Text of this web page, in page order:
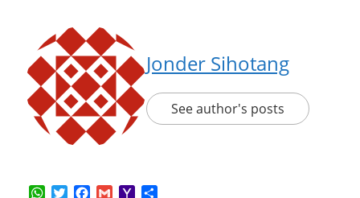
Jonder Sihotang
See author's posts
WhatsApp
TwitterFacebook
GmailYahoo